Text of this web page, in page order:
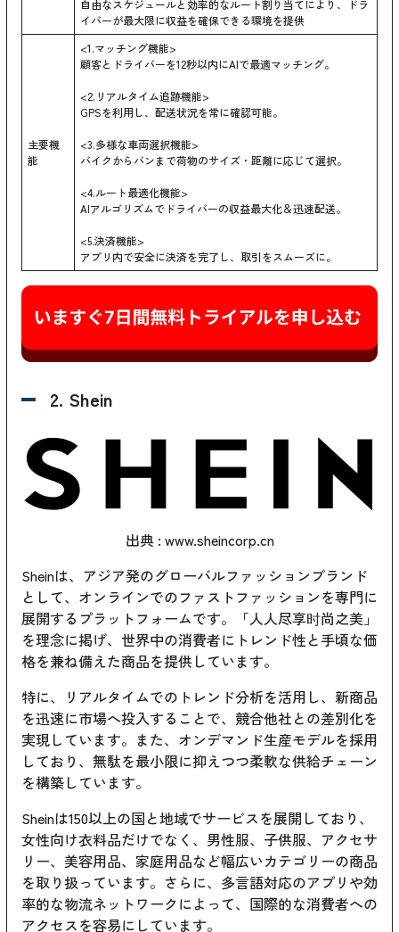
自由なスケジュールと効率的なルート割り当てにより、ドラ
イバーが最大限に収益を確保できる環境を提供
主要機
能
<1.マッチング機能>
顧客とドライバーを12秒以内にAIで最適マッチング。
<2.リアルタイム追跡機能>
GPSを利用し、配送状況を常に確認可能。
<3.多様な車両選択機能>
バイクからバンまで荷物のサイズ・距離に応じて選択。
<4.ルート最適化機能>
AIアルゴリズムでドライバーの収益最大化＆迅速配送。
<5.決済機能>
アプリ内で安全に決済を完了し、取引をスムーズに。
2. Shein
出典 : www.sheincorp.cn
Sheinは、アジア発のグローバルファッションブランド
として、オンラインでのファストファッションを専門に
展開するプラットフォームです。「人人尽享时尚之美」
を理念に掲げ、世界中の消費者にトレンド性と手頃な価
格を兼ね備えた商品を提供しています。
特に、リアルタイムでのトレンド分析を活用し、新商品
を迅速に市場へ投入することで、競合他社との差別化を
実現しています。また、オンデマンド生産モデルを採用
しており、無駄を最小限に抑えつつ柔軟な供給チェーン
を構築しています。
Sheinは150以上の国と地域でサービスを展開しており、
女性向け衣料品だけでなく、男性服、子供服、アクセサ
リー、美容用品、家庭用品など幅広いカテゴリーの商品
を取り扱っています。さらに、多言語対応のアプリや効
率的な物流ネットワークによって、国際的な消費者への
アクセスを容易にしています。